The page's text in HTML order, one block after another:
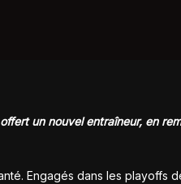
un nouvel entraîneur, en
Engagés dans les playoffs